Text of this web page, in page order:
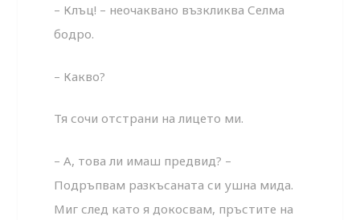
– Клъц! – неочаквано възкликва Селма
бодро.
– Какво?
Тя сочи отстрани на лицето ми.
– А, това ли имаш предвид? –
Подръпвам разкъсаната си ушна мида.
Миг след като я докосвам, пръстите на